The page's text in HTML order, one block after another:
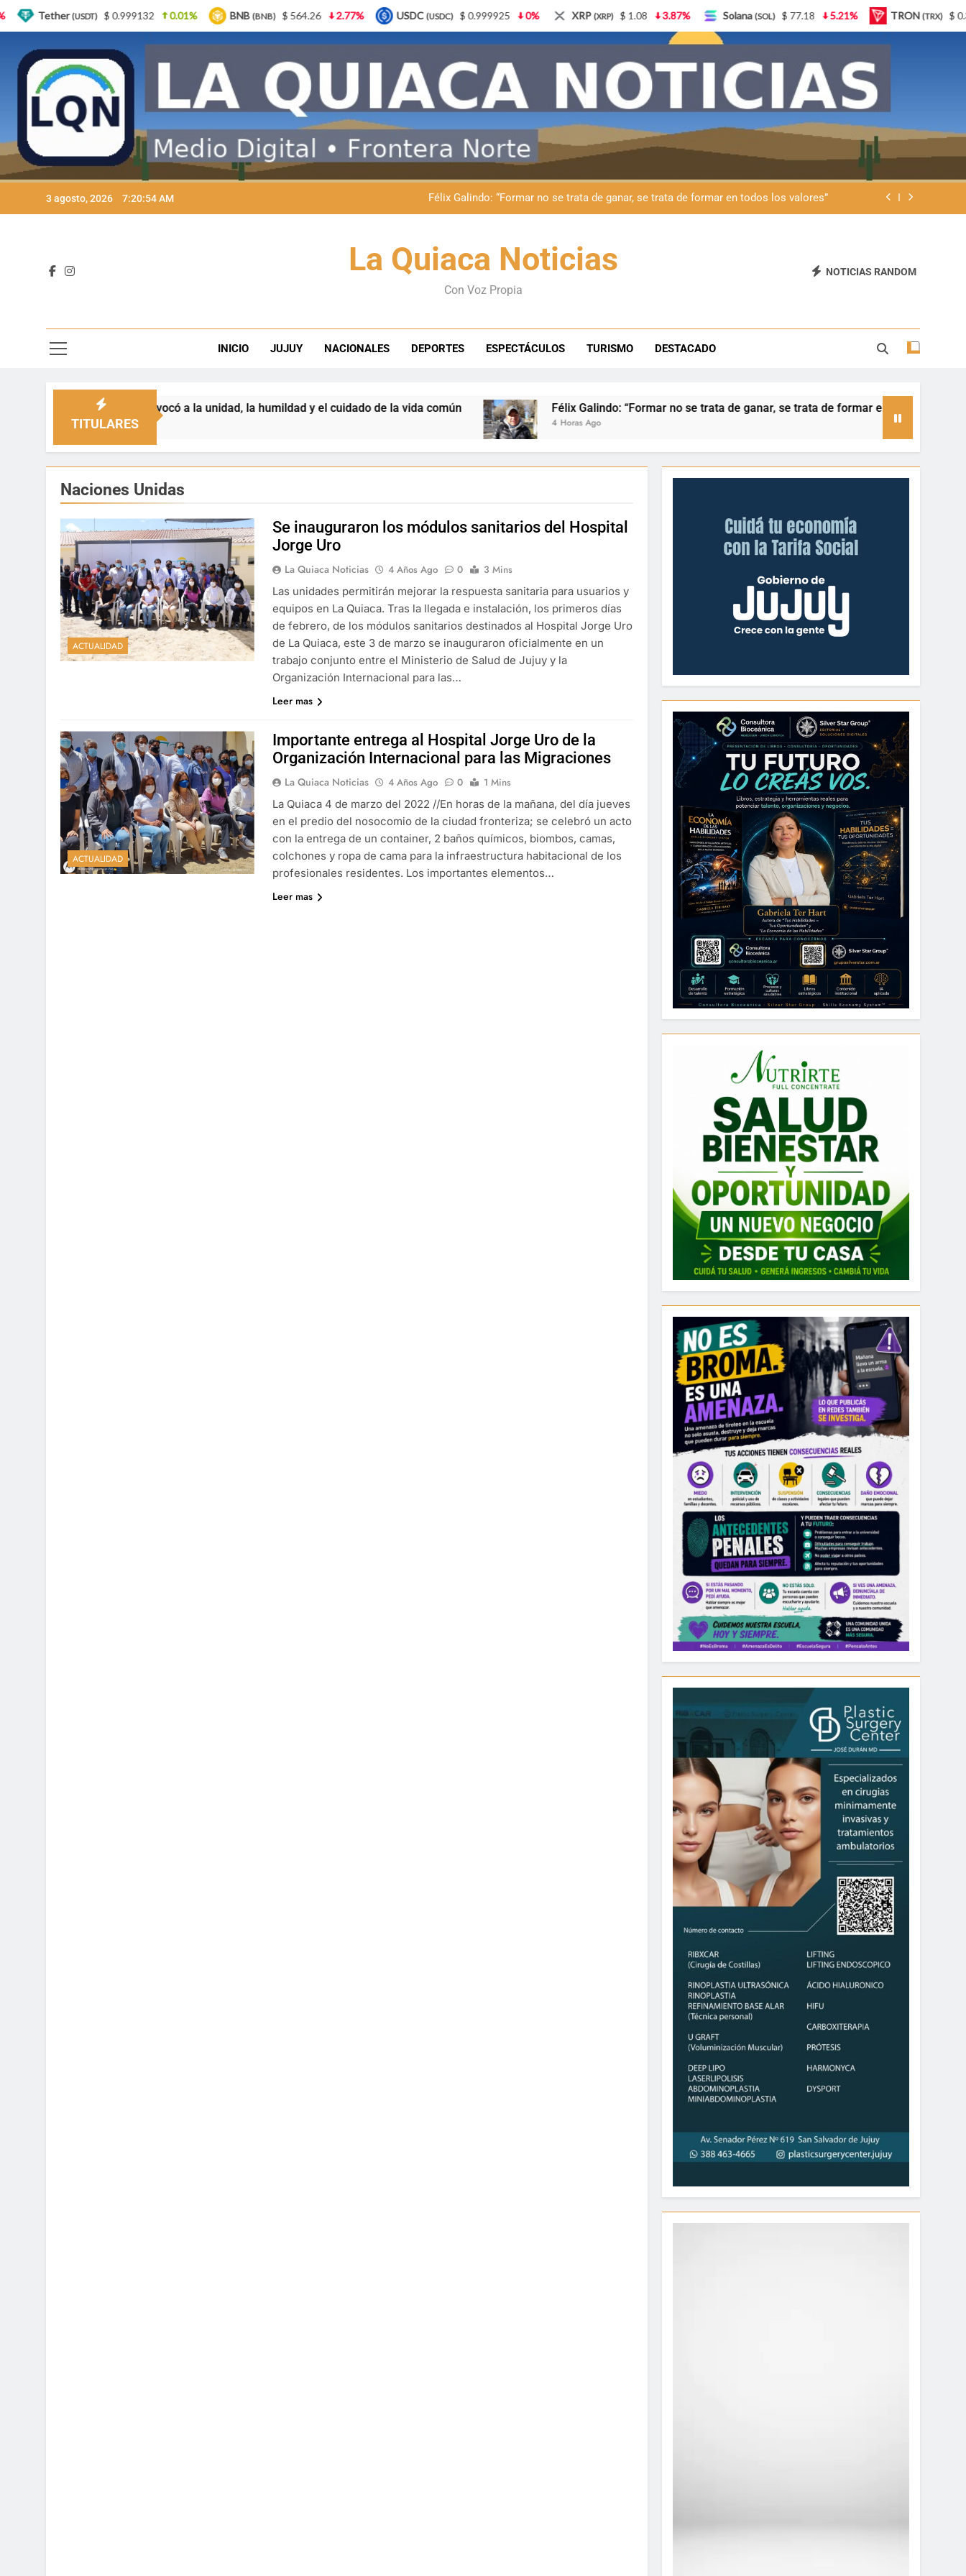
3 agosto, 2026 7:20:56 AM
Pachamama en La Quiaca: Dante Velazquez llamó a recuperar la humildad, la unidad y el respeto por los
La Quiaca ante la Pachamama: Dante Velazquez convocó a la unidad, la humildad y el cuidado de la vida
común
Félix Galindo: “Formar no se trata de ganar, se trata de formar en todos los valores”
Pachamama en La Quiaca: Dante Velazquez llamó a recuperar la humildad, la unidad y el respeto por los
tiempos de la Madre Tierra
La Quiaca ante la Pachamama: Dante Velazquez convocó a la unidad, la humildad y el cuidado de la vida
Desde la Municipalidad de La Quiaca: convocan a organizaciones sociales para integrar el Consejo
La Quiaca Noticias
Con Voz Propia
NOTICIAS RANDOM
INICIO JUJUY NACIONALES DEPORTES ESPECTÁCULOS TURISMO DESTACADO
TITULARES
convocó a la unidad, la humildad y el cuidado de la vida común Félix Galindo: “Formar no se trata de ganar, se trata de formar en todos los valores”
4 Horas Ago
Naciones Unidas
ACTUALIDAD
Se inauguraron los módulos sanitarios del Hospital
Jorge Uro
La Quiaca Noticias 4 Años Ago 0
3 Mins
Las unidades permitirán mejorar la respuesta sanitaria para usuarios y
equipos en La Quiaca. Tras la llegada e instalación, los primeros días
de febrero, de los módulos sanitarios destinados al Hospital Jorge Uro
de La Quiaca, este 3 de marzo se inauguraron oficialmente en un
trabajo conjunto entre el Ministerio de Salud de Jujuy y la
Organización Internacional para las…
Leer mas
ACTUALIDAD
Importante entrega al Hospital Jorge Uro de la
Organización Internacional para las Migraciones
La Quiaca Noticias 4 Años Ago 0
1 Mins
La Quiaca 4 de marzo del 2022 //En horas de la mañana, del día jueves
en el predio del nosocomio de la ciudad fronteriza; se celebró un acto
con la entrega de un container, 2 baños químicos, biombos, camas,
colchones y ropa de cama para la infraestructura habitacional de los
profesionales residentes. Los importantes elementos…
Leer mas
$ 0.999132 0.01% BNB (BNB) $ 564.26 2.77% USDC(USDC) $ 0.999925 0% XRP(XRP) $ 1.08 3.87% Solana(SOL) $ 77.18 5.21% TRON(TRX) $ 0.327570 0.95%